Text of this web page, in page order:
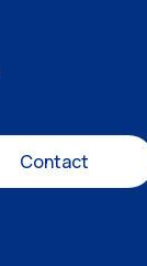
Contact